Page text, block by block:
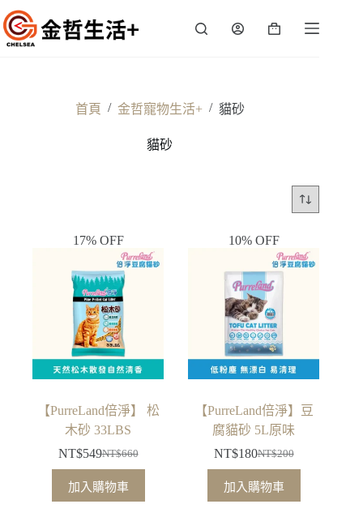
跳
至
主
購
首頁 / 金哲寵物生活+ / 貓砂
貓砂
17% OFF
【PurreLand倍淨】 松
木砂 33LBS
NT$660
始
價
NT$549
前
價
加入購物車
10% OFF
【PurreLand倍淨】豆
腐貓砂 5L原味
NT$200
始
價
NT$180
前
價
加入購物車